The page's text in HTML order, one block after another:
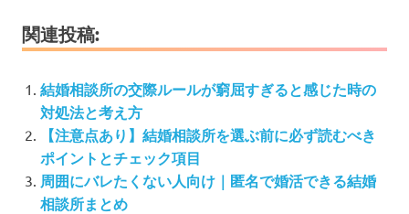
関連投稿:
結婚相談所の交際ルールが窮屈すぎると感じた時の
対処法と考え方
【注意点あり】結婚相談所を選ぶ前に必ず読むべき
ポイントとチェック項目
周囲にバレたくない人向け｜匿名で婚活できる結婚
相談所まとめ